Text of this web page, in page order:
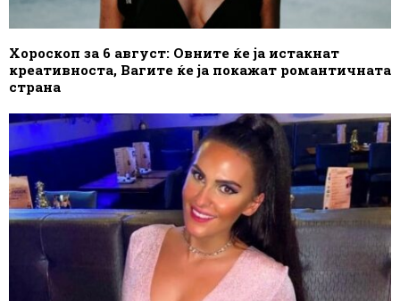
Хороскоп за 6 август: Овните ќе ја истакнат
креативноста, Вагите ќе ја покажат романтичната
страна